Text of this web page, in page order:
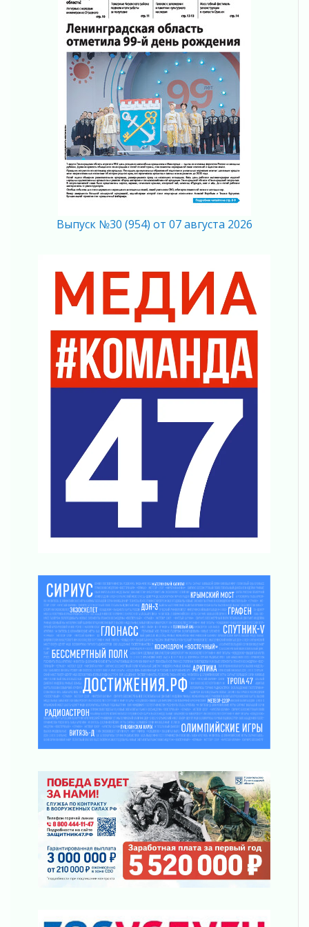
За сутки в Ленинградской области
ликвидировали 10 пожаров
03 августа 2026
Клюква наливается, но в корзинку пока не
просится
03 августа 2026
Строительные компании Ленобласти
подняли зарплаты почти на 40% за год
03 августа 2026
Шесть новых жизней в честь дня рождения
Ленинградской области
03 августа 2026
Уроки безопасности для детей и взрослых
Ленобласть отмечает День Воздушно-
«Активное лето»
02 августа 2026
Ленобласть отметила заслуги жителей перед
регионом и страной
02 августа 2026
Ладога — не пруд
02 августа 2026
ПСК через Гослуслуги напомнит жителям
Ленинградской области о неоплаченных
Пропавшего подростка нашли в Кировском
районе Ленобласти
02 августа 2026
Жителям Ленобласти напомнили, как
действовать при укусе клеща
В Ивангороде назвали новых почетных
Готовность №1
02 августа 2026
Километровые столбы «Дороги жизни»
отправили на реставрацию
02 августа 2026
Ленобласть внедрила передовую подготовку
операторов БПЛА
02 августа 2026
В Ивангороде появилась «Избушка-
воробушка»
02 августа 2026
01 августа 2026
Лето катится с горки
01 августа 2026
В Ленобласти открылась экспозиция к 150-
летию Билибина
01 августа 2026
Лето без гаджетов
01 августа 2026
Выпуск №30 (954) от 07 августа 2026